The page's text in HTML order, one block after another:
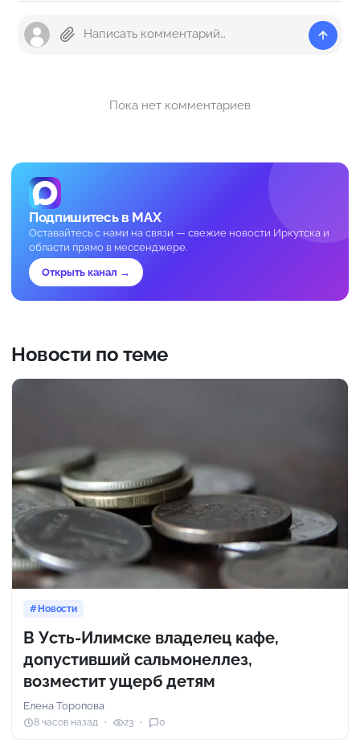
Пока нет комментариев
Подпишитесь в MAX
Оставайтесь с нами на связи — свежие новости Иркутска и
области прямо в мессенджере.
Открыть канал →
Новости по теме
Новости
В Усть-Илимске владелец кафе,
допустивший сальмонеллез,
возместит ущерб детям
Елена Торопова
8 часов назад 23 0